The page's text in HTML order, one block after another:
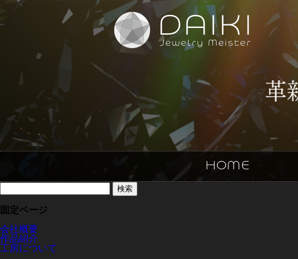
HOME
検
索:
固定ページ
会社概要
作品紹介
工房について